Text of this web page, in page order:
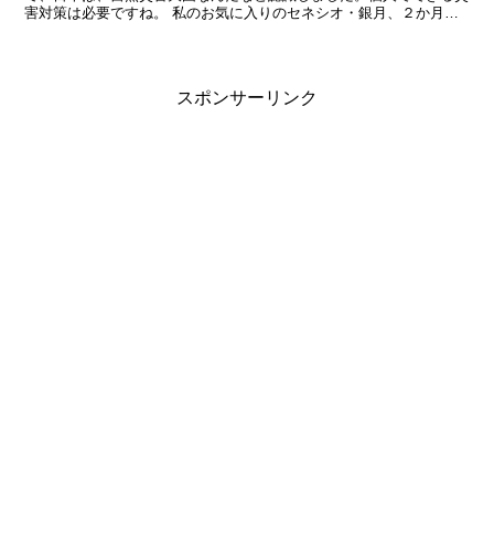
害対策は必要ですね。 私のお気に入りのセネシオ・銀月、２か月前
スポンサーリンク